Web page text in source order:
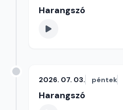
Harangszó
2026. 07. 03. péntek
Harangszó